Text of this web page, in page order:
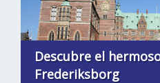
Descubre el
Frederiksborg